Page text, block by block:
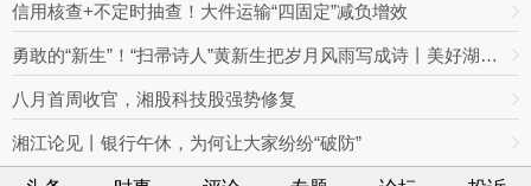
信用核查+不定时抽查！大件运输“四固定”减负增效
勇敢的“新生”！“扫帚诗人”黄新生把岁月风雨写成诗丨美好湖南推荐官
八月首周收官，湘股科技股强势修复
湘江论见丨银行午休，为何让大家纷纷“破防”